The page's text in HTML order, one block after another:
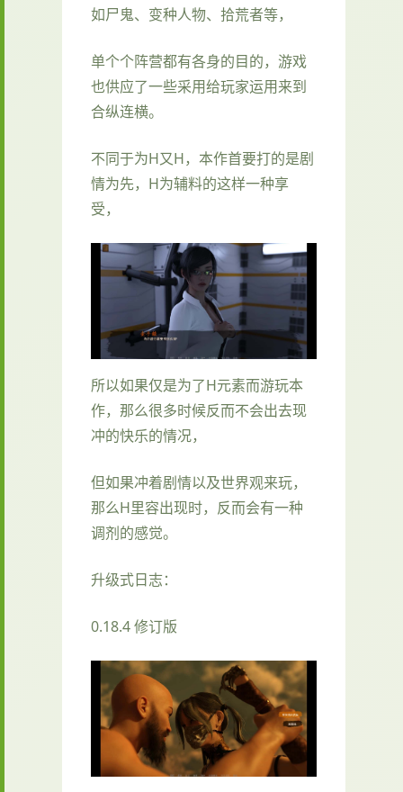
如尸鬼、变种人物、拾荒者等，
单个个阵营都有各身的目的，游戏
也供应了一些采用给玩家运用来到
合纵连横。
不同于为H又H，本作首要打的是剧
情为先，H为辅料的这样一种享
受，
所以如果仅是为了H元素而游玩本
作，那么很多时候反而不会出去现
冲的快乐的情况，
但如果冲着剧情以及世界观来玩，
那么H里容出现时，反而会有一种
调剂的感觉。
升级式日志：
0.18.4 修订版